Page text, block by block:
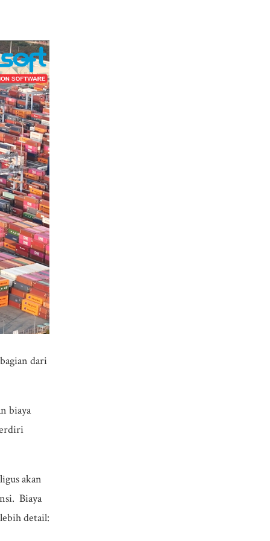
dari
biaya
akan
Biaya
detail: